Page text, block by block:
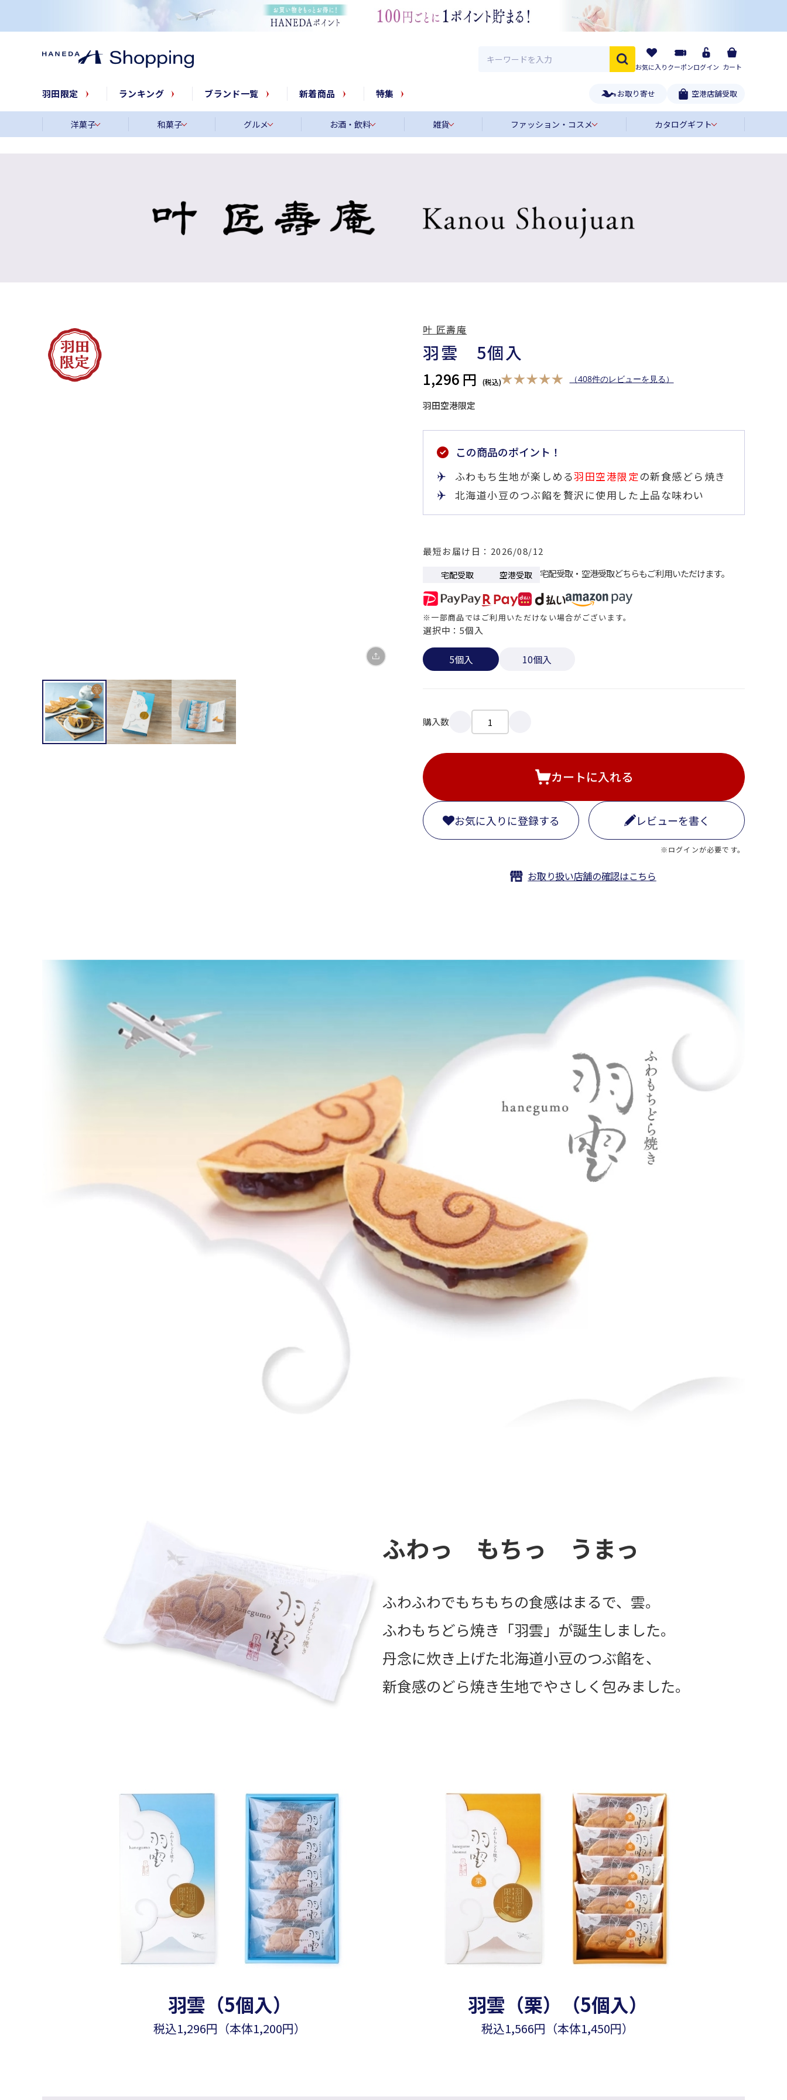
お気に入りクーポンログイン カート
羽田限定 ランキング ブランド一覧 新着商品 特集 お取り寄せ 空港店舗受取
洋菓子 和菓子 グルメ お酒・飲料 雑貨 ファッション・コスメ カタログギフト
羽雲 5個入
1,296 円 （408件のレビューを見る）
羽田空港限定
この商品のポイント！
ふわもち生地が楽しめる羽田空港限定の新食感どら焼き
北海道小豆のつぶ餡を贅沢に使用した上品な味わい
最短お届け日 2026/08/12
宅配受取 空港受取 宅配受取・空港受取どちらもご利用いただけます。
※一部商品ではご利用いただけない場合がございます。
5個入 10個入
選択中：5個入
購入数
カートに入れる
お気に入りに登録する レビューを書く
※ログインが必要です。
お取り扱い店舗の確認はこちら
叶 匠壽庵
ふわっ もちっ うまっ
ふわふわでもちもちの食感はまるで、雲。
ふわもちどら焼き「羽雲」が誕生しました。
丹念に炊き上げた北海道小豆のつぶ餡を、
新食感のどら焼き生地でやさしく包みました。
羽雲（5個入）
税込1,296円（本体1,200円）
羽雲（栗）（5個入）
税込1,566円（本体1,450円）